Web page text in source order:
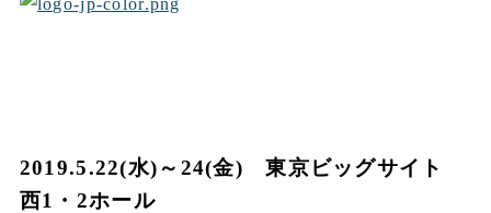
2019.5.22(水)～24(金) 東京ビッグサイト
西1・2ホール